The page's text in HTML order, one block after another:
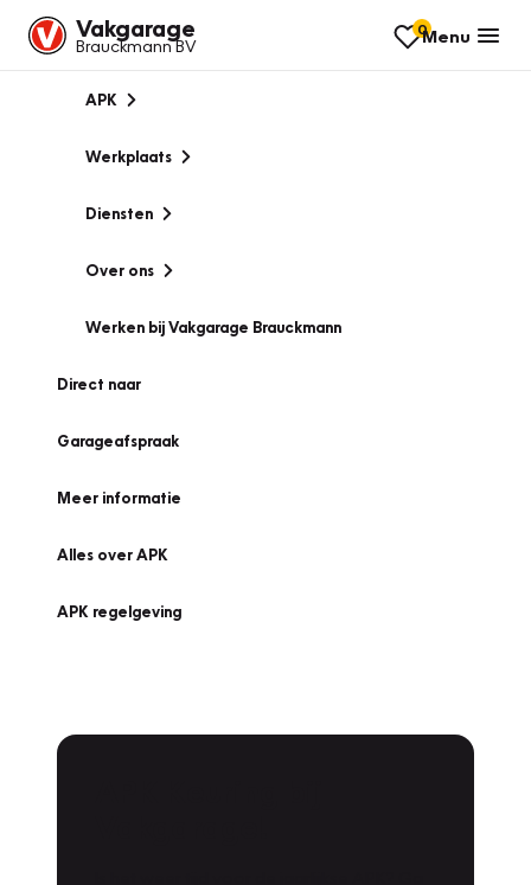
Vakgarage
Brauckmann BV
0Menu
APK
Werkplaats
Diensten
Over ons
Werken bij Vakgarage Brauckmann
Direct naar
Garageafspraak
Meer informatie
Alles over APK
APK regelgeving